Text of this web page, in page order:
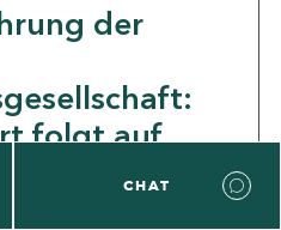
CHAT
der
folgt auf